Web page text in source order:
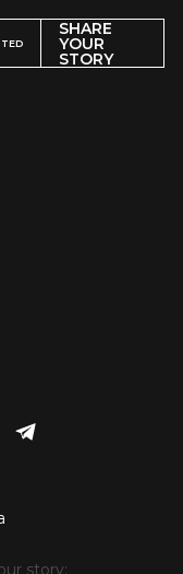
SHARE
YOUR
STORY